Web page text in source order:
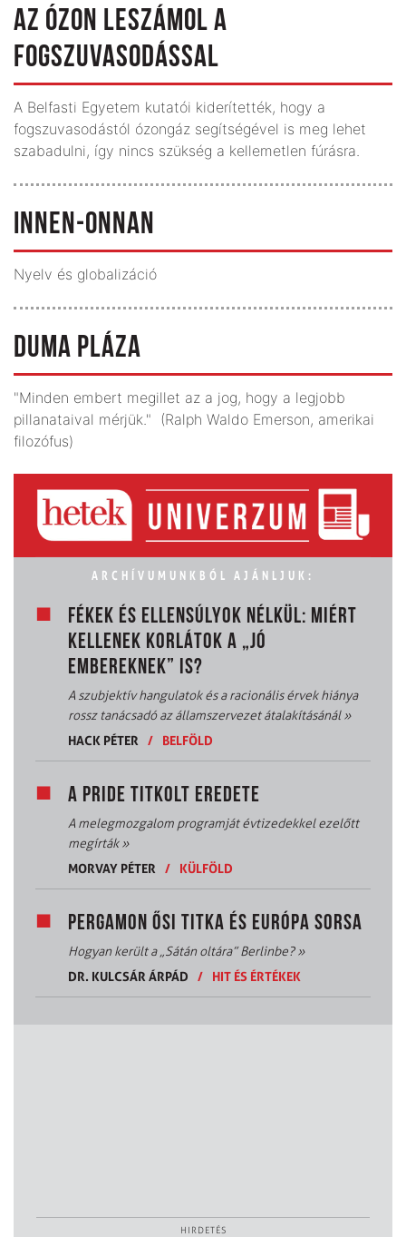
AZ ÓZON LESZÁMOL A
FOGSZUVASODÁSSAL
A Belfasti Egyetem kutatói kiderítették, hogy a
fogszuvasodástól ózongáz segítségével is meg lehet
szabadulni, így nincs szükség a kellemetlen fúrásra.
INNEN-ONNAN
Nyelv és globalizáció
DUMA PLÁZA
"Minden embert megillet az a jog, hogy a legjobb
pillanataival mérjük." (Ralph Waldo Emerson, amerikai
filozófus)
ARCHÍVUMUNKBÓL AJÁNLJUK:
FÉKEK ÉS ELLENSÚLYOK NÉLKÜL: MIÉRT
KELLENEK KORLÁTOK A „JÓ
EMBEREKNEK” IS?
A szubjektív hangulatok és a racionális érvek hiánya
rossz tanácsadó az államszervezet átalakításánál»
HACK PÉTER
/ BELFÖLD
A PRIDE TITKOLT EREDETE
A melegmozgalom programját évtizedekkel ezelőtt
megírták»
MORVAY PÉTER
/ KÜLFÖLD
PERGAMON ŐSI TITKA ÉS EURÓPA SORSA
Hogyan került a „Sátán oltára” Berlinbe?»
DR. KULCSÁR ÁRPÁD
/ HIT ÉS ÉRTÉKEK
HIRDETÉS